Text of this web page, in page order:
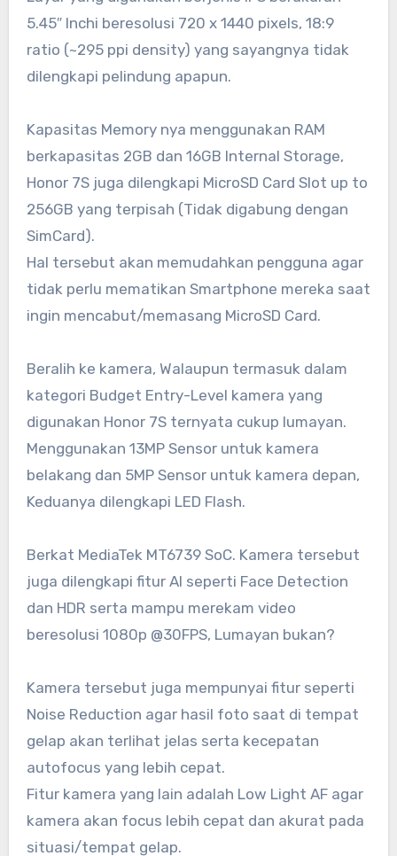
5.45″ Inchi beresolusi 720 x 1440 pixels, 18:9
ratio (~295 ppi density) yang sayangnya tidak
dilengkapi pelindung apapun.
Kapasitas Memory nya menggunakan RAM
berkapasitas 2GB dan 16GB Internal Storage,
Honor 7S juga dilengkapi MicroSD Card Slot up to
256GB yang terpisah (Tidak digabung dengan
SimCard).
Hal tersebut akan memudahkan pengguna agar
tidak perlu mematikan Smartphone mereka saat
ingin mencabut/memasang MicroSD Card.
Beralih ke kamera, Walaupun termasuk dalam
kategori Budget Entry-Level kamera yang
digunakan Honor 7S ternyata cukup lumayan.
Menggunakan 13MP Sensor untuk kamera
belakang dan 5MP Sensor untuk kamera depan,
Keduanya dilengkapi LED Flash.
Berkat MediaTek MT6739 SoC. Kamera tersebut
juga dilengkapi fitur AI seperti Face Detection
dan HDR serta mampu merekam video
beresolusi 1080p @30FPS, Lumayan bukan?
Kamera tersebut juga mempunyai fitur seperti
Noise Reduction agar hasil foto saat di tempat
gelap akan terlihat jelas serta kecepatan
autofocus yang lebih cepat.
Fitur kamera yang lain adalah Low Light AF agar
kamera akan focus lebih cepat dan akurat pada
situasi/tempat gelap.